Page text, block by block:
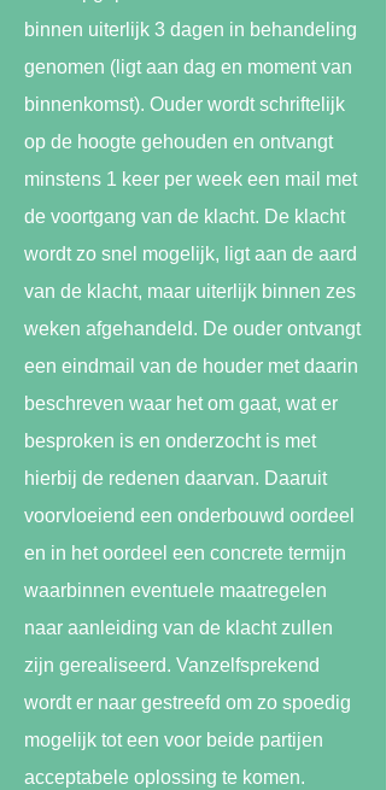
binnen uiterlijk 3 dagen in behandeling
genomen (ligt aan dag en moment van
binnenkomst). Ouder wordt schriftelijk
op de hoogte gehouden en ontvangt
minstens 1 keer per week een mail met
de voortgang van de klacht. De klacht
wordt zo snel mogelijk, ligt aan de aard
van de klacht, maar uiterlijk binnen zes
weken afgehandeld. De ouder ontvangt
een eindmail van de houder met daarin
beschreven waar het om gaat, wat er
besproken is en onderzocht is met
hierbij de redenen daarvan. Daaruit
voorvloeiend een onderbouwd oordeel
en in het oordeel een concrete termijn
waarbinnen eventuele maatregelen
naar aanleiding van de klacht zullen
zijn gerealiseerd. Vanzelfsprekend
wordt er naar gestreefd om zo spoedig
mogelijk tot een voor beide partijen
acceptabele oplossing te komen.